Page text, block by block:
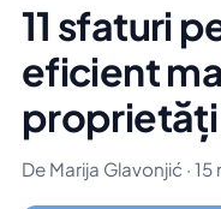
11 sfaturi
eficient
De Marija Glavonjić ·